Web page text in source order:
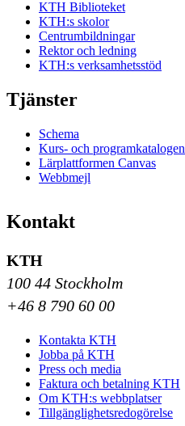
KTH Biblioteket
KTH:s skolor
Centrumbildningar
Rektor och ledning
KTH:s verksamhetsstöd
Tjänster
Schema
Kurs- och programkatalogen
Lärplattformen Canvas
Webbmejl
Kontakt
KTH
100 44 Stockholm
+46 8 790 60 00
Kontakta KTH
Jobba på KTH
Press och media
Faktura och betalning KTH
Om KTH:s webbplatser
Tillgänglighetsredogörelse